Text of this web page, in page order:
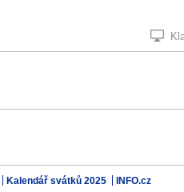
Kalendář svátků 2025 INFO.cz